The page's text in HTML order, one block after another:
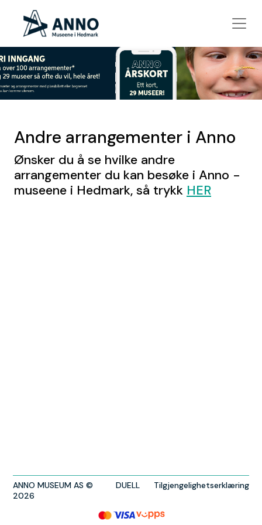
Andre arrangementer i Anno
Ønsker du å se hvilke andre
arrangementer du kan besøke i Anno -
museene i Hedmark, så trykk HER
ANNO MUSEUM AS ©
2026
DUELL Tilgjengelighetserklæring